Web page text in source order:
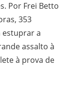
Por Frei Betto
353
a
assalto à
à prova de